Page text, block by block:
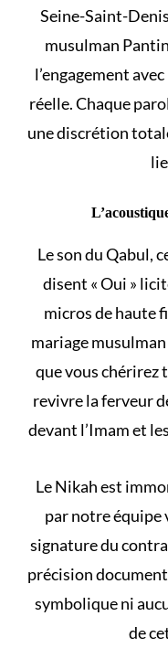
Seine-Saint-
musulman
l’engagement
réelle. Chaque
une discrétion
Le son du Qabul,
disent « Oui »
micros de haute
mariage
que vous chérirez
revivre la ferveur
devant l’Imam et
LeNikahest
par notre équipe
signature du
précision
symbolique ni
de